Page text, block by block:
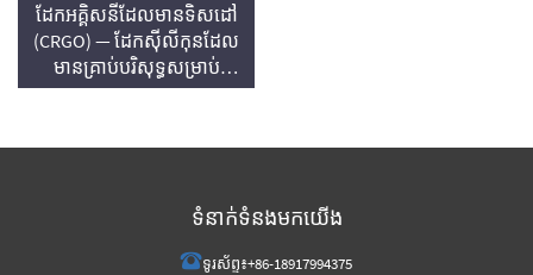
ដែកអគ្គិសនីដែលមានទិសដៅ
(CRGO) — ដែកស៊ីលីកុនដែល
មានគ្រាប់បរិសុទ្ធសម្រាប់
ត្រង់ស្វូរថាមពល
ទំនាក់ទំនងមកយើង
ទូរស័ព្ទ៖+86-18917994375